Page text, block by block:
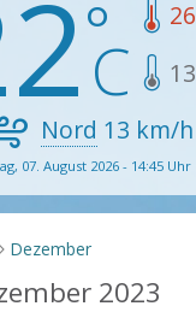
26
13
Nord 13 km/h
07. August 2026 - 14:45 Uhr
> Dezember
2023